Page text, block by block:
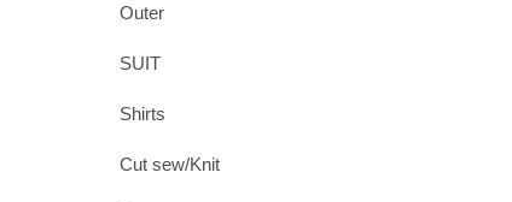
Outer
SUIT
Shirts
Cut sew/Knit